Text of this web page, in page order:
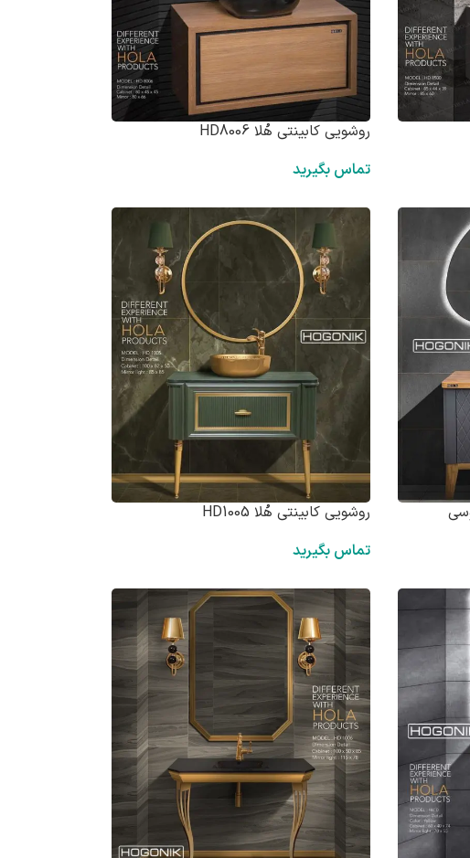
روشویی کابینتی هُلا HD8006
تماس بگیرید
روشویی کابینتی هُلا HD1005
تماس بگیرید